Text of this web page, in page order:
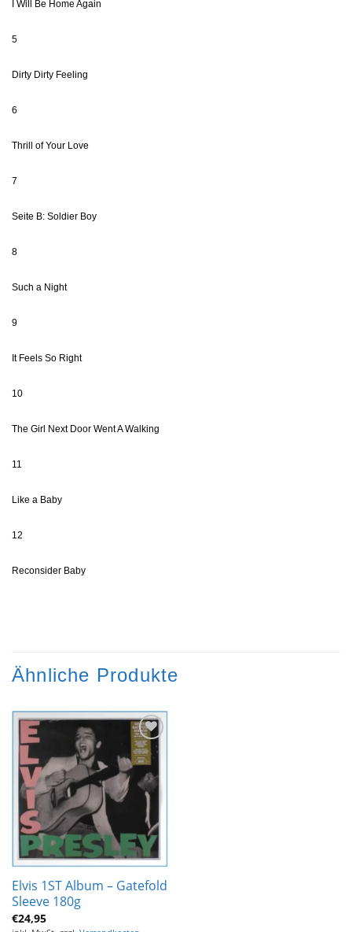
I Will Be Home Again
5
Dirty Dirty Feeling
6
Thrill of Your Love
7
Seite B: Soldier Boy
8
Such a Night
9
It Feels So Right
10
The Girl Next Door Went A Walking
11
Like a Baby
12
Reconsider Baby
Ähnliche Produkte
Zur
Wunschliste
hinzufügen
Elvis 1ST Album – Gatefold
Sleeve 180g
€24,95